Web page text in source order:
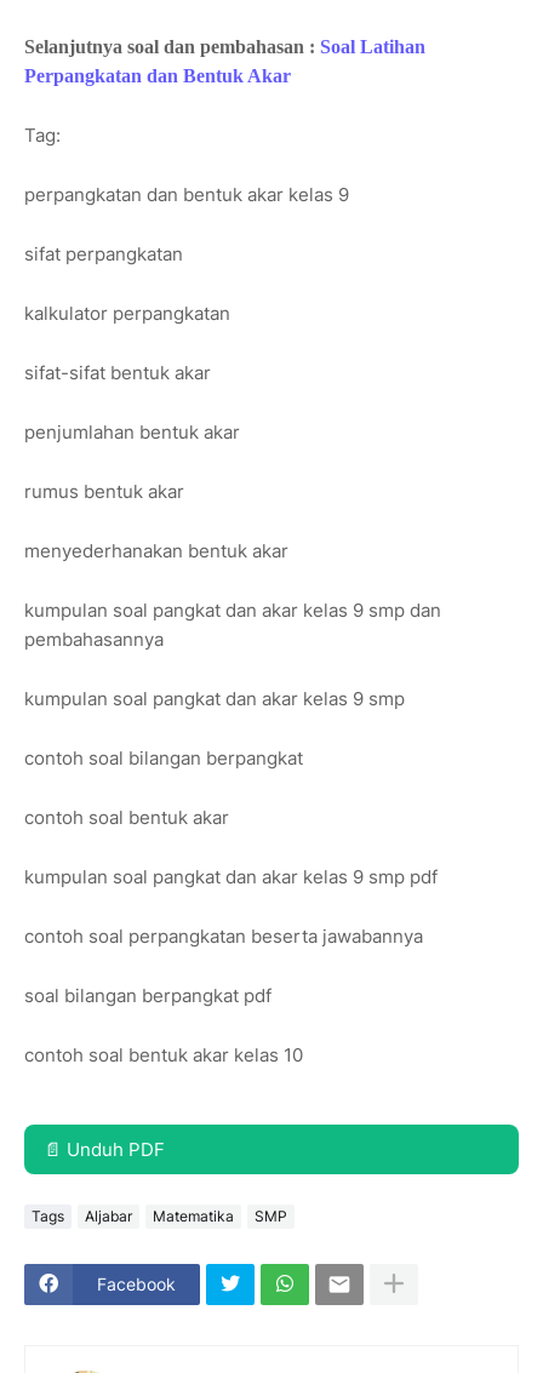
Selanjutnya soal dan pembahasan : Soal Latihan
Perpangkatan dan Bentuk Akar
Tag:
perpangkatan dan bentuk akar kelas 9
sifat perpangkatan
kalkulator perpangkatan
sifat-sifat bentuk akar
penjumlahan bentuk akar
rumus bentuk akar
menyederhanakan bentuk akar
kumpulan soal pangkat dan akar kelas 9 smp dan
pembahasannya
kumpulan soal pangkat dan akar kelas 9 smp
contoh soal bilangan berpangkat
contoh soal bentuk akar
kumpulan soal pangkat dan akar kelas 9 smp pdf
contoh soal perpangkatan beserta jawabannya
soal bilangan berpangkat pdf
contoh soal bentuk akar kelas 10
📄 Unduh PDF
Tags Aljabar Matematika SMP
Facebook